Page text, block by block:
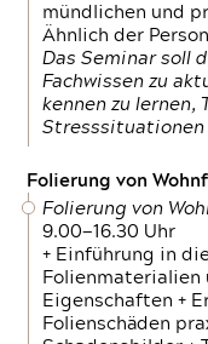
mündlichen und
Ähnlich der
Das Seminar soll
Fachwissen zu
kennen zu lernen,
Stresssituationen
Folierung von
Folierung von
9.00—16.30 Uhr
+ Einführung in
Folienmaterialien
Eigenschaften +
Folienschäden